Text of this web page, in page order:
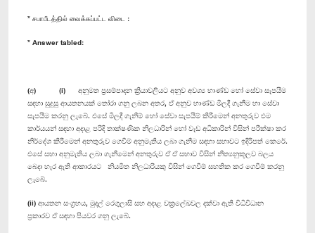
* சபாபீடத்தில் வைக்கப்பட்ட விடை :
* Answer tabled:
(අ) (i) අනුමත ප්‍රසම්පාදන ක්‍රියාවලියට අනුව අවශ්‍ය භාණ්ඩ හෝ සේවා සැපයීම
සඳහා සුදුසු ආයතනයක් තෝරා ගනු ලබන අතර, ඒ අනුව භාණ්ඩ මිලදී ගැනීම හා සේවා
සැපයීම කරනු ලැබේ. එසේ මිලදී ගැනීම් හෝ සේවා සැපයීම් කිරීමෙන් අනතුරුව එම
කාර්යයන් සඳහා අදාළ පරිදි තාක්ෂණික නිලධාරින් හෝ වැඩ අධිකාරින් විසින් පරීක්ෂා කර
නිර්දේශ කිරීමෙන් අනතුරුව ගෙවීම් අනුමැතිය ලබා ගැනීම සඳහා සභාවට ඉදිරිපත් කෙරේ.
එසේ සභා අනුමැතිය ලබා ගැනීමෙන් අනතුරුව ඒ ඒ සභාව විසින් නීත්‍යනුකූලව බලය
බෙදා හැර ඇති ආකාරයට නියමිත නිලධාරි‍යකු විසින් ගෙවීම් සහතික කර ගෙවීම් කරනු
ලැබේ.
(ii) ආයතන සංග්‍රහය, මුදල් රෙගුලාසි සහ අදාළ චක්‍රලේඛවල දක්වා ඇති විධිවිධාන
ප්‍රකාරව ඒ සඳහා පියවර ගනු ලැබේ.